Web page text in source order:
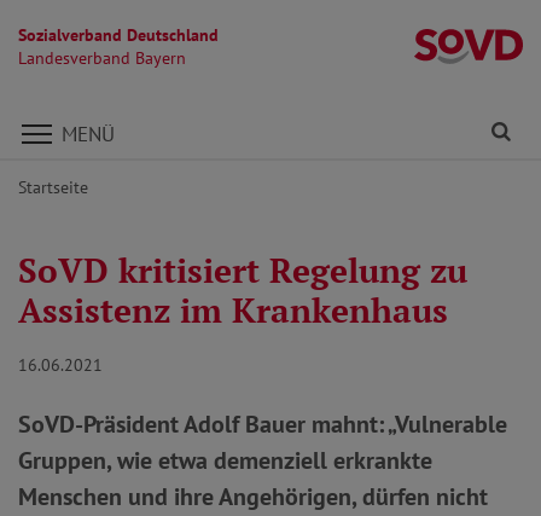
Sozialverband Deutschland
Landesverband Bayern
Direkt zu den Inhalten springen
MENÜ
Startseite
SoVD kritisiert Regelung zu
Assistenz im Krankenhaus
16.06.2021
SoVD-Präsident Adolf Bauer mahnt: „Vulnerable
Gruppen, wie etwa demenziell erkrankte
Menschen und ihre Angehörigen, dürfen nicht